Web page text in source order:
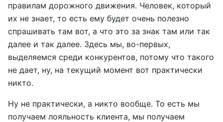
правилам дорожного движения. Человек, который
их не знает, то есть ему будет очень полезно
спрашивать там вот, а что это за знак там или так
далее и так далее. Здесь мы, во-первых,
выделяемся среди конкурентов, потому что такого
не дает, ну, на текущий момент вот практически
никто.
Ну не практически, а никто вообще. То есть мы
получаем лояльность клиента, мы получаем